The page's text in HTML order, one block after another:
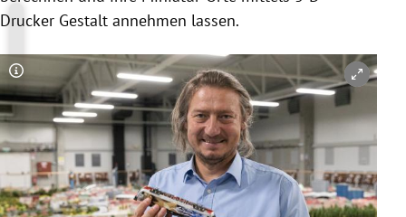
Drucker Gestalt annehmen lassen.
Copyright-Hinweis öffnen/schließen